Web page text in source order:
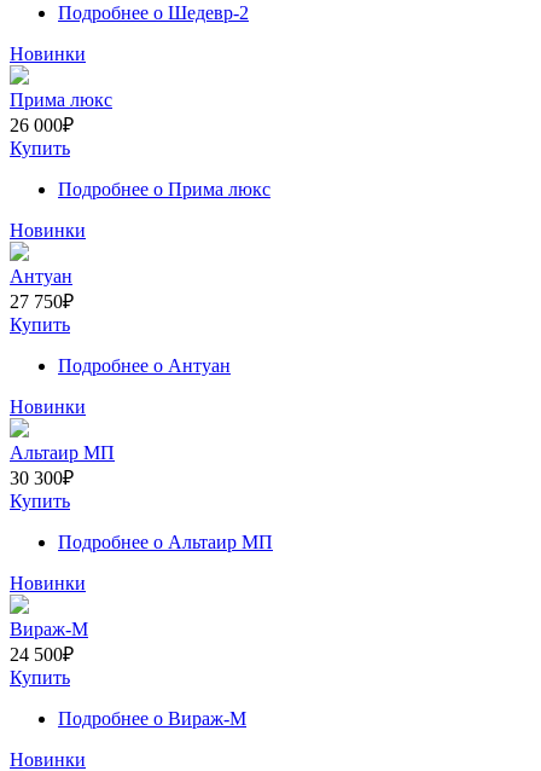
Подробнее о Шедевр-2
Новинки
Прима люкс
26 000₽
Купить
Подробнее о Прима люкс
Новинки
Антуан
27 750₽
Купить
Подробнее о Антуан
Новинки
Альтаир МП
30 300₽
Купить
Подробнее о Альтаир МП
Новинки
Вираж-М
24 500₽
Купить
Подробнее о Вираж-М
Новинки